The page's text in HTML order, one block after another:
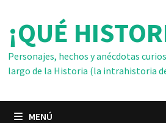
contenido
¡QUÉ
Personajes, hechos y anécdotas
largo de la Historia (la intrahistoria
MENÚ